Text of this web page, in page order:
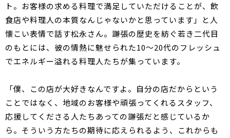
ト。お客様の求める料理で満足していただけることが、飲
食店や料理人の本質なんじゃないかと思っています」と人
懐こい表情で話す松永さん。謙張の歴史を紡ぐ若き二代目
のもとには、彼の情熱に魅せられた10～20代のフレッシュ
でエネルギー溢れる料理人たちが集っています。
「僕、この店が大好きなんですよ。自分の店だからという
ことではなく、地域のお客様や頑張ってくれるスタッフ、
応援してくださる人たちあっての謙張だと感じているか
ら。そういう方たちの期待に応えられるよう、これからも